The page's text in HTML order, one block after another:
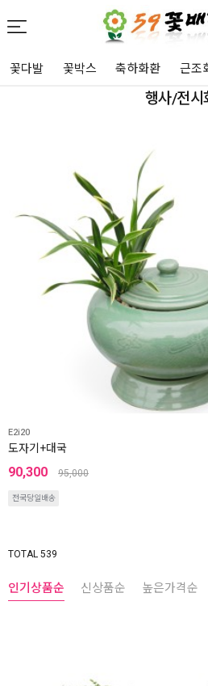
꽃다발 꽃박스 축하화환 근조
행사/전시
E2i20
도자기+대국
90,300 95,000
전국당일배송
TOTAL 539
인기상품순 신상품순 높은가격순